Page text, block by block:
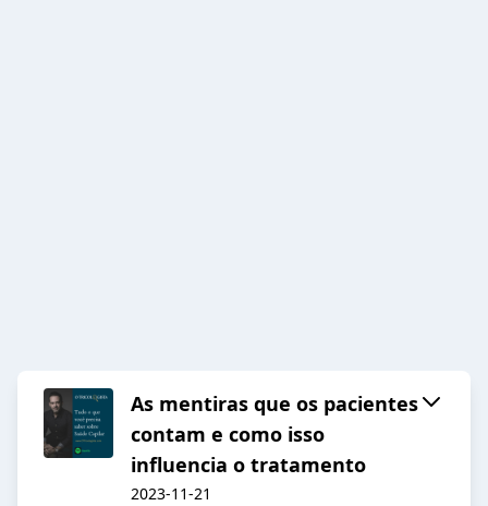
As mentiras que os pacientes
contam e como isso
influencia o tratamento
2023-11-21